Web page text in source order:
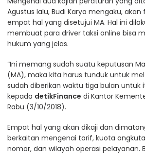
Agustus lalu, Budi Karya mengaku, akan
empat hal yang disetujui MA. Hal ini
membuat para driver taksi online bisa
hukum yang jelas.
“Ini memang sudah suatu keputusan
(MA), maka kita harus tunduk untuk
sudah diberikan waktu tiga bulan untuk
kepada detikFinance di Kantor
Rabu (3/10/2018).
Empat hal yang akan dikaji dan
berkaitan mengenai tarif, kuota
nomor, dan wilayah operasi pelayanan.